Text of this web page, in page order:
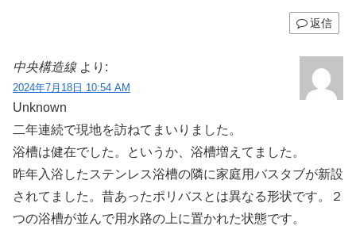
返信
中央構造線 より:
2024年7月18日 10:54 AM
Unknown
二年連続で現地を訪ねてまいりました。
浴槽は健在でした。というか、浴槽増えてました。
昨年入浴したステンレス浴槽の隣に家庭用バスタブが新設
されてました。昔あったポリバスとは異なる形状です。２
つの浴槽が並んで用水路の上に置かれた状態です。